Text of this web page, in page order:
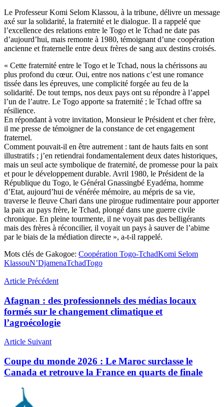
Le Professeur Komi Selom Klassou, à la tribune, délivre un message
axé sur la solidarité, la fraternité et le dialogue. Il a rappelé que
l’excellence des relations entre le Togo et le Tchad ne date pas
d’aujourd’hui, mais remonte à 1980, témoignant d’une coopération
ancienne et fraternelle entre deux frères de sang aux destins croisés.
« Cette fraternité entre le Togo et le Tchad, nous la chérissons au
plus profond du cœur. Oui, entre nos nations c’est une romance
tissée dans les épreuves, une complicité forgée au feu de la
solidarité. De tout temps, nos deux pays ont su répondre à l’appel
l’un de l’autre. Le Togo apporte sa fraternité ; le Tchad offre sa
résilience.
En répondant à votre invitation, Monsieur le Président et cher frère,
il me presse de témoigner de la constance de cet engagement
fraternel.
Comment pouvait-il en être autrement : tant de hauts faits en sont
illustratifs ; j’en retiendrai fondamentalement deux dates historiques,
mais un seul acte symbolique de fraternité, de promesse pour la paix
et pour le développement durable. Avril 1980, le Président de la
République du Togo, le Général Gnassingbé Eyadéma, homme
d’Etat, aujourd’hui de vénérée mémoire, au mépris de sa vie,
traverse le fleuve Chari dans une pirogue rudimentaire pour apporter
la paix au pays frère, le Tchad, plongé dans une guerre civile
chronique. En pleine tourmente, il ne voyait pas des belligérants
mais des frères à réconcilier, il voyait un pays à sauver de l’abime
par le biais de la médiation directe », a-t-il rappelé.
Mots clés de Gakogoe: Coopération Togo-TchadKomi Selom
KlassouN’DjamenaTchadTogo
Article Précédent
Afagnan : des professionnels des médias locaux
formés sur le changement climatique et
l’agroécologie
Article Suivant
Coupe du monde 2026 : Le Maroc surclasse le
Canada et retrouve la France en quarts de finale